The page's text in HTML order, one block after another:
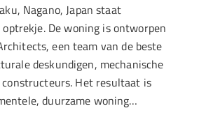
Nagano, Japan staat
De woning is ontworpen
een team van de beste
deskundigen, mechanische
Het resultaat is
duurzame woning…